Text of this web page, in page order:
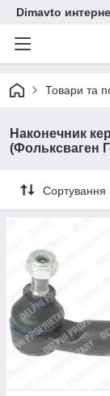
Dimavto
Товари та
Наконечник
(Фольксваген
Сортування